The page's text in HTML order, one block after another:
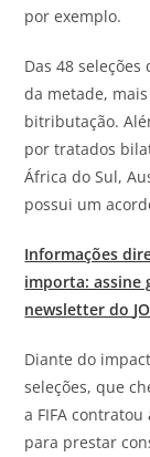
por exemplo.
Das 48
da metade,
bitributação.
por tratados
África do Sul,
possui um
Informações
importa: assine
newsletter do
Diante do
seleções, que
a FIFA
para prestar